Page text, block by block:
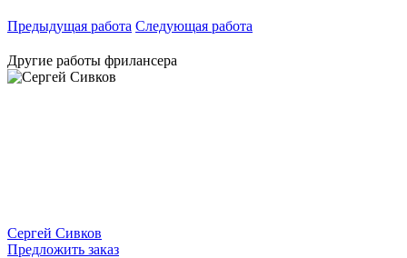
Предыдущая работа Следующая работа
Другие работы фрилансера
Сергей Сивков
Предложить заказ